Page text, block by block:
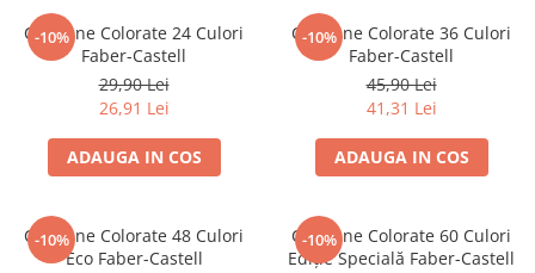
Creioane colorate
Creioane mecanice
Mine pentru creioane mecanice
Pixuri
Rollere
Stilouri
-10%
Creioane Colorate 24 Culori
Faber-Castell
29,90 Lei
26,91 Lei
ADAUGA IN COS
-10%
Creioane Colorate 36 Culori
Faber-Castell
45,90 Lei
41,31 Lei
ADAUGA IN COS
-10%
Creioane Colorate 48 Culori
Eco Faber-Castell
-10%
Creioane Colorate 60 Culori
Ediție Specială Faber-Castell